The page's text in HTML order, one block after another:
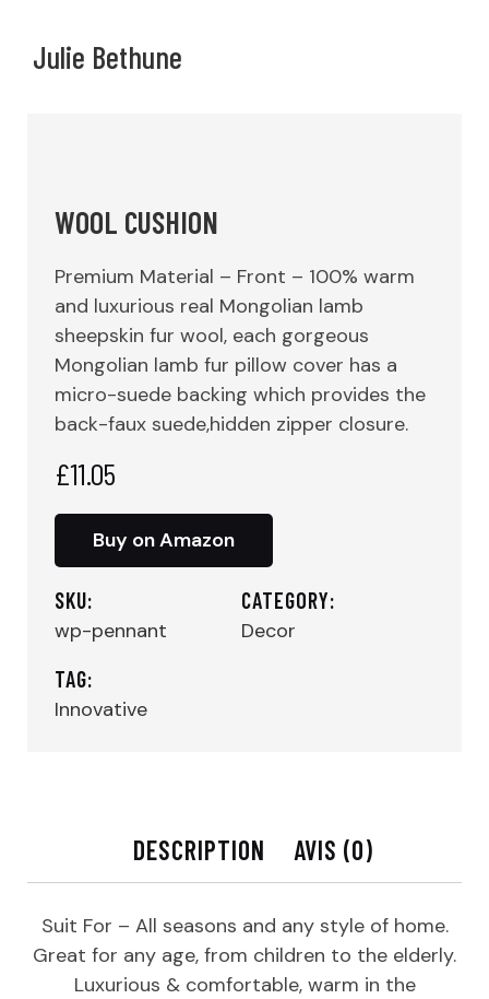
Julie Bethune
WOOL CUSHION
Premium Material – Front – 100% warm
and luxurious real Mongolian lamb
sheepskin fur wool, each gorgeous
Mongolian lamb fur pillow cover has a
micro-suede backing which provides the
back-faux suede,hidden zipper closure.
£11.05
Buy on Amazon
SKU:
wp-pennant
CATEGORY:
Decor
TAG:
Innovative
DESCRIPTION AVIS (0)
Suit For – All seasons and any style of home.
Great for any age, from children to the elderly.
Luxurious & comfortable, warm in the